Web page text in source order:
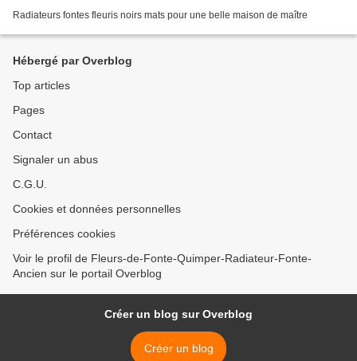
Radiateurs fontes fleuris noirs mats pour une belle maison de maître
Hébergé par Overblog
Top articles
Pages
Contact
Signaler un abus
C.G.U.
Cookies et données personnelles
Préférences cookies
Voir le profil de Fleurs-de-Fonte-Quimper-Radiateur-Fonte-
Ancien sur le portail Overblog
Créer un blog sur Overblog
Créer un blog